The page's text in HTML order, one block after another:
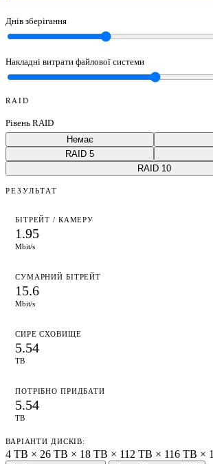
Днів зберігання
Накладні витрати файлової системи
RAID
Рівень RAID
Немає
RAID 5
RAID 10
РЕЗУЛЬТАТ
БІТРЕЙТ / КАМЕРУ
1.95
Mbit/s
СУМАРНИЙ БІТРЕЙТ
15.6
Mbit/s
СИРЕ СХОВИЩЕ
5.54
TB
ПОТРІБНО ПРИДБАТИ
5.54
TB
ВАРІАНТИ ДИСКІВ:
4 TB × 26 TB × 18 TB × 112 TB × 116 TB × 1